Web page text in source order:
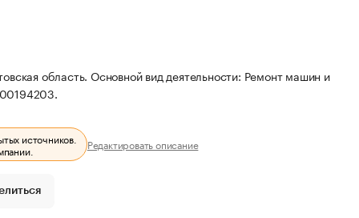
область. Основной вид деятельности: Ремонт машин и
источников. Редактировать описание